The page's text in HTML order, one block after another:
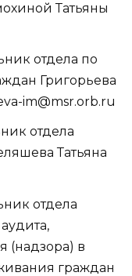
Татьяны
отдела по
Григорьева
im@msr.orb.ru
отдела
Татьяна
отдела
(надзора) в
граждан